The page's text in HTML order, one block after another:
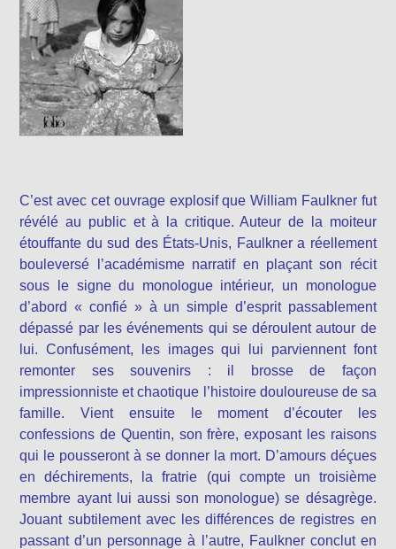
C’est avec cet ouvrage explosif que William Faulkner fut
révélé au public et à la critique. Auteur de la moiteur
étouffante du sud des États-Unis, Faulkner a réellement
bouleversé l’académisme narratif en plaçant son récit
sous le signe du monologue intérieur, un monologue
d’abord « confié » à un simple d’esprit passablement
dépassé par les événements qui se déroulent autour de
lui. Confusément, les images qui lui parviennent font
remonter ses souvenirs : il brosse de façon
impressionniste et chaotique l’histoire douloureuse de sa
famille. Vient ensuite le moment d’écouter les
confessions de Quentin, son frère, exposant les raisons
qui le pousseront à se donner la mort. D’amours déçues
en déchirements, la fratrie (qui compte un troisième
membre ayant lui aussi son monologue) se désagrège.
Jouant subtilement avec les différences de registres en
passant d’un personnage à l’autre, Faulkner conclut en